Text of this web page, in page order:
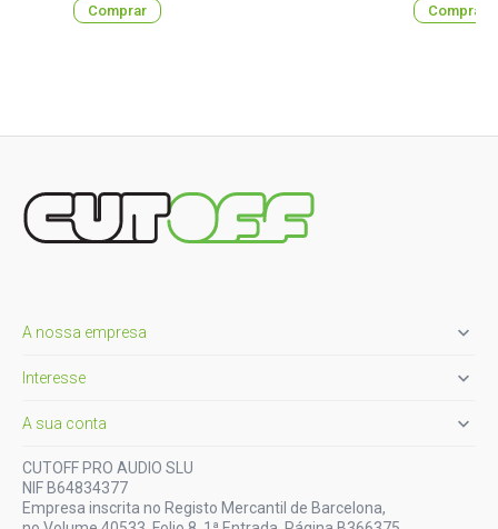
Comprar Comprar
A nossa empresa 
Interesse 
A sua conta 
CUTOFF PRO AUDIO SLU
NIF B64834377
Empresa inscrita no Registo Mercantil de Barcelona,